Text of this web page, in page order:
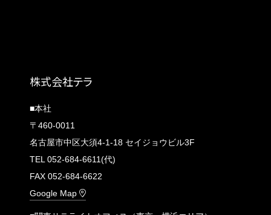
株式会社テラ
■本社
〒460-0011
名古屋市中区大須4-1-18 セイジョウビル3F
TEL 052-684-6611(代)
FAX 052-684-6622
Google Map